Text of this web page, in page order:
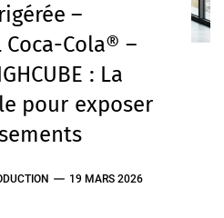
–
Coca-Cola® –
: La
pour exposer
19 MARS 2026